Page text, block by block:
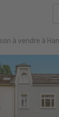
à vendre à